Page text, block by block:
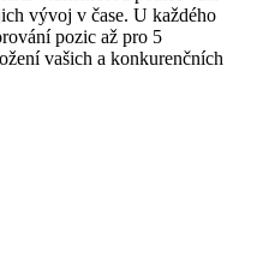
vývoj v čase. U každého
pozic až pro 5
vašich a konkurenčních